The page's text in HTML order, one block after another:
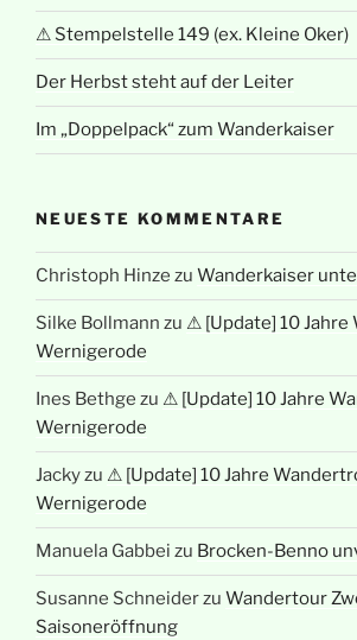
⚠ Stempelstelle 149 (ex. Kleine Oker)
Der Herbst steht auf der Leiter
Im „Doppelpack“ zum Wanderkaiser
NEUESTE KOMMENTARE
Christoph Hinze zu Wanderkaiser
Silke Bollmann zu ⚠ [Update] 10
Wernigerode
Ines Bethge zu ⚠ [Update] 10 Jahre
Wernigerode
Jackyzu ⚠ [Update] 10 Jahre
Wernigerode
Manuela Gabbei zu Brocken-Benno
Susanne Schneiderzu Wandertour
Saisoneröffnung